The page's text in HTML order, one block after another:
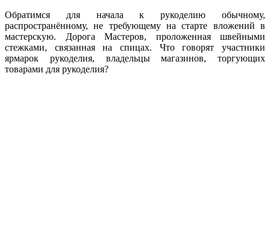
Обратимся для начала к рукоделию обычному,
распространённому, не требующему на старте вложений в
мастерскую. Дорога Мастеров, проложенная швейными
стежками, связанная на спицах. Что говорят участники
ярмарок рукоделия, владельцы магазинов, торгующих
товарами для рукоделия?